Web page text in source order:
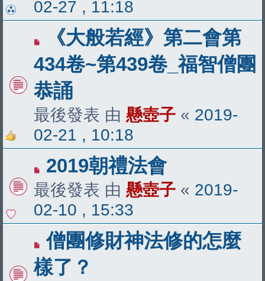
02-27 , 11:18
《大般若經》第二會第
434卷~第439卷_福智僧團
恭誦
最後發表 由 懸壺子 « 2019-
02-21 , 10:18
2019朝禮法會
最後發表 由 懸壺子 « 2019-
02-10 , 15:33
僧團修財神法修的怎麼
樣了？